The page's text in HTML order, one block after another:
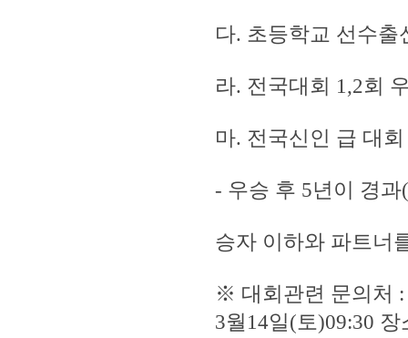
다. 초등학교 선수출
라. 전국대회 1,2회
마. 전국신인 급 대
- 우승 후 5년이 경
승자 이하와 파트너
※ 대회관련 문의처 :
3월14일(토)09:30